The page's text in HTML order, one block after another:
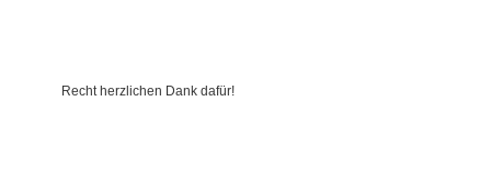
Recht herzlichen Dank dafür!